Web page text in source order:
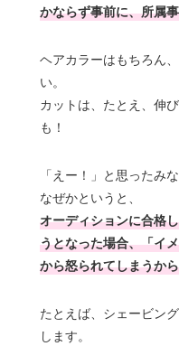
かならず事前に、所属
ヘアカラーはもちろん
い。
カットは、たとえ、伸
も！
「えー！」と思ったみ
なぜかというと、
オーディションに合格
うとなった場合、「イ
から怒られてしまうか
たとえば、シェービン
します。